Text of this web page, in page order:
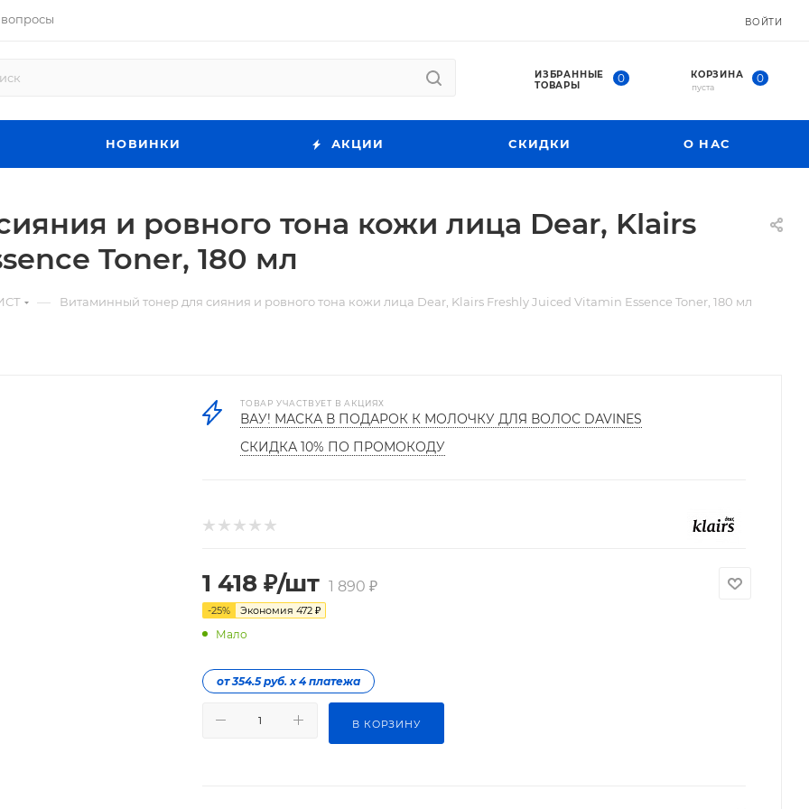
ВОЙТИ
ИЗБРАННЫЕ
ТОВАРЫ
0 КОРЗИНА 0
пуста
НОВИНКИ АКЦИИ СКИДКИ О НАС
и ровного тона кожи лица Dear, Klairs
Toner, 180 мл
— Витаминный тонер для сияния и ровного тона кожи лица Dear, Klairs Freshly Juiced Vitamin Essence Toner, 180 мл
ТОВАР УЧАСТВУЕТ В АКЦИЯХ
ВАУ! МАСКА В ПОДАРОК К МОЛОЧКУ ДЛЯ ВОЛОС DAVINES
СКИДКА 10% ПО ПРОМОКОДУ
1 418 ₽/шт 1 890 ₽
-25% Экономия 472 ₽
Мало
от 354.5 руб. х 4 платежа
В КОРЗИНУ